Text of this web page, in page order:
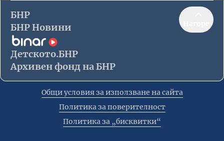
БНР
БНР Новини
Детското.БНР
Архивен фонд на БНР
Общи условия за използване на сайта
Политика за поверителност
Политика за „бисквитки“